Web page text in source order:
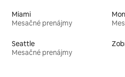
Miami
Mesačné prenájmy
Seattle
Mesačné prenájmy